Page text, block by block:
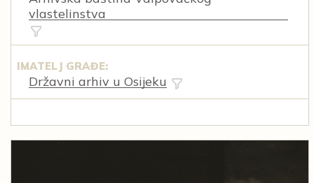
vlastelinstva
IMATELJ GRAĐE:
Državni arhiv u Osijeku